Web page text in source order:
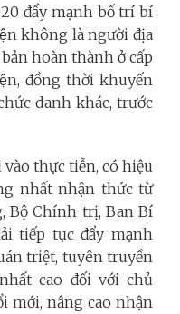
đẩy mạnh bố trí bí
không là người địa
hoàn thành ở cấp
đồng thời khuyến
danh khác, trước
thực tiễn, có hiệu
nhất nhận thức từ
Bộ Chính trị, Ban Bí
tiếp tục đẩy mạnh
triệt, tuyên truyền
cao đối với chủ
mới, nâng cao nhận